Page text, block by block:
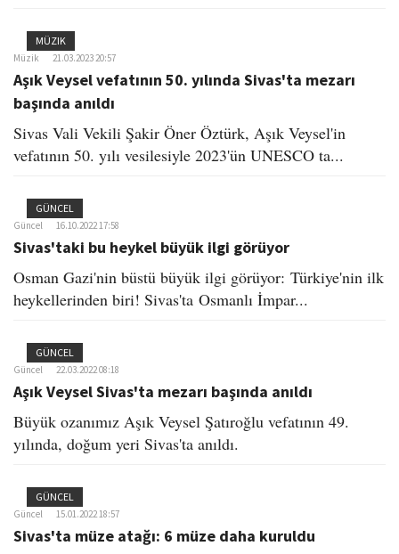
MÜZIK
Müzik 21.03.2023 20:57
Aşık Veysel vefatının 50. yılında Sivas'ta mezarı
başında anıldı
Sivas Vali Vekili Şakir Öner Öztürk, Aşık Veysel'in
vefatının 50. yılı vesilesiyle 2023'ün UNESCO ta...
GÜNCEL
Güncel 16.10.2022 17:58
Sivas'taki bu heykel büyük ilgi görüyor
Osman Gazi'nin büstü büyük ilgi görüyor: Türkiye'nin ilk
heykellerinden biri! Sivas'ta Osmanlı İmpar...
GÜNCEL
Güncel 22.03.2022 08:18
Aşık Veysel Sivas'ta mezarı başında anıldı
Büyük ozanımız Aşık Veysel Şatıroğlu vefatının 49.
yılında, doğum yeri Sivas'ta anıldı.
GÜNCEL
Güncel 15.01.2022 18:57
Sivas'ta müze atağı: 6 müze daha kuruldu